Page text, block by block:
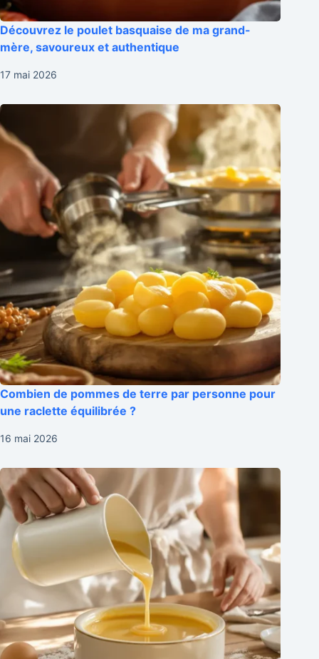
Découvrez le poulet basquaise de ma grand-
mère, savoureux et authentique
17 mai 2026
Combien de pommes de terre par personne pour
une raclette équilibrée ?
16 mai 2026